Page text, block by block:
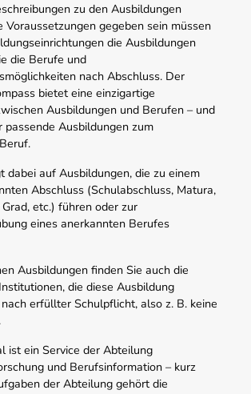
zu den Ausbildungen
Voraussetzungen gegeben sein müssen
die Ausbildungen
die Berufe und
nach Abschluss. Der
bietet eine einzigartige
Ausbildungen und Berufen – und
passende Ausbildungen zum
dabei auf Ausbildungen, die zu einem
Abschluss (Schulabschluss, Matura,
etc.) führen oder zur
eines anerkannten Berufes
Ausbildungen finden Sie auch die
die diese Ausbildung
erfüllter Schulpflicht, also z. B. keine
ist ein Service der Abteilung
und Berufsinformation – kurz
der Abteilung gehört die